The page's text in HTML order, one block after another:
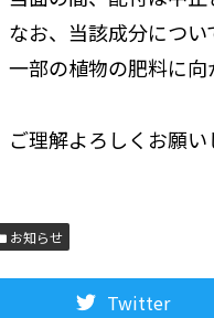
なお、当該成分につい
一部の植物の肥料に向
ご理解よろしくお願い
お知らせ
Twitter